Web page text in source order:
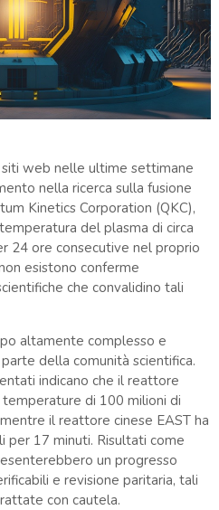
web nelle ultime settimane
nella ricerca sulla fusione
Kinetics Corporation (QKC),
del plasma di circa
24 ore consecutive nel proprio
esistono conferme
che convalidino tali
altamente complesso e
della comunità scientifica.
indicano che il reattore
di 100 milioni di
il reattore cinese EAST ha
17 minuti. Risultati come
un progresso
e revisione paritaria, tali
con cautela.